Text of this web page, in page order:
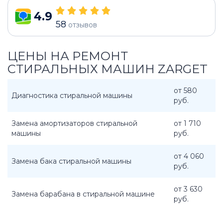
4.9
58 отзывов
ЦЕНЫ НА РЕМОНТ
СТИРАЛЬНЫХ МАШИН ZARGET
Диагностика стиральной машины
от 580
руб.
Замена амортизаторов стиральной
машины
от 1 710
руб.
Замена бака стиральной машины
от 4 060
руб.
Замена барабана в стиральной машине
от 3 630
руб.